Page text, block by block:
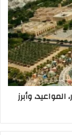
2026 الأسعار، المواعيد، وأبرز